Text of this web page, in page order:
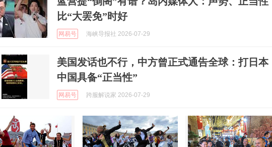
比“大罢免”时好
网易号 海峡导报社 2026-07-29
美国发话也不行，中方曾正式通告全球：打日本
中国具备“正当性”
网易号 跨服解说家 2026-07-29